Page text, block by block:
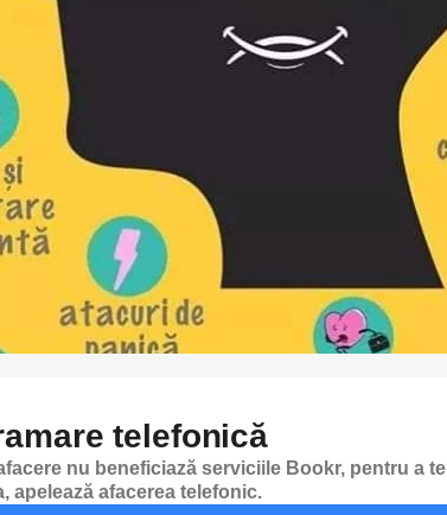
telefonică
nu beneficiază serviciile Bookr, pentru a te
apelează afacerea telefonic.